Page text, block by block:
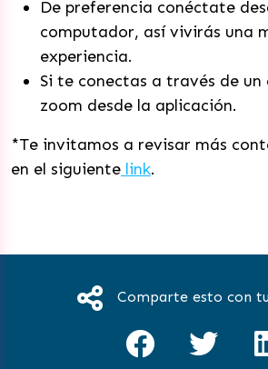
De preferencia conéctate
computador, así vivirás una
experiencia.
Si te conectas a través de un
zoom desde la aplicación.
*Te invitamos a revisar más
en el siguiente link.
Comparte esto con